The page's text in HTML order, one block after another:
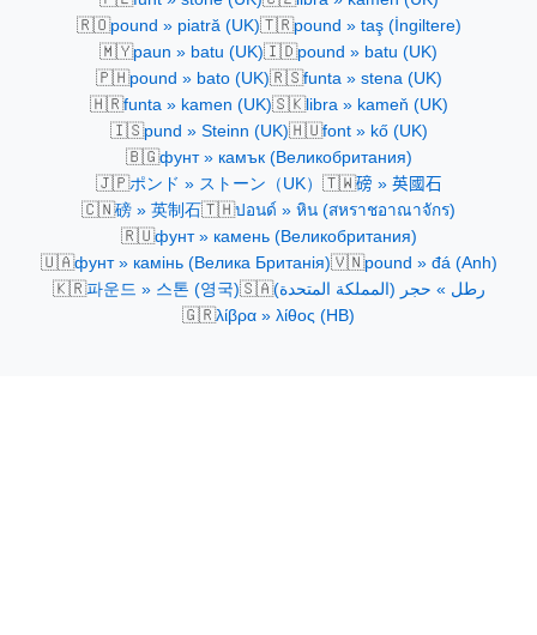
🇷🇴pound » piatră (UK)🇹🇷pound » taş (İngiltere)
🇲🇾paun » batu (UK)🇮🇩pound » batu (UK)
🇵🇭pound » bato (UK)🇷🇸funta » stena (UK)
🇭🇷funta » kamen (UK)🇸🇰libra » kameň (UK)
🇮🇸pund » Steinn (UK)🇭🇺font » kő (UK)
🇧🇬фунт » камък (Великобритания)
🇯🇵ポンド » ストーン（UK） 🇹🇼磅 » 英國石
🇨🇳磅 » 英制石🇹🇭ปอนด์ » หิน (สหราชอาณาจักร)
🇷🇺фунт » камень (Великобритания)
🇺🇦фунт » камінь (Велика Британія)🇻🇳pound » đá (Anh)
🇰🇷파운드 » 스톤 (영국)🇸🇦رطل » حجر (المملكة المتحدة)
🇬🇷λίβρα » λίθος (ΗΒ)